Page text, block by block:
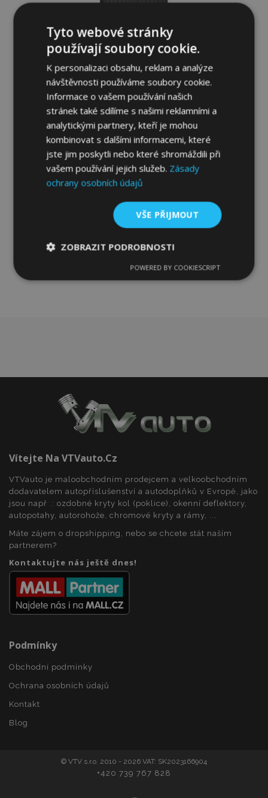
Gumová vana do kufru DryZone pro ALFA
ROMEO Giulia sedan 2016-up
799,00 Kč
Přidat
oblíbeným
Vítejte Na VTVauto.cz
VTVauto je maloobchodním prodejcem a velkoobchodním
dodavatelem autopříslušenství a autodoplňků v Evropě, jako
jsou např .: ozdobné kryty kol (poklice), okenní deflektory,
autopotahy, autorohože, chromové kryty a rámy, ...
Máte zájem o dropshipping, nebo se chcete stát naším
partnerem?
Kontaktujte nás ještě dnes!
Podmínky
Obchodní podmínky
Ochrana osobních údajů
Kontakt
Blog
© VTV s.r.o. 2010 - 2026 VAT: SK2023166904
+420 739 767 828
Tyto webové stránky
používají soubory cookie.
K personalizaci obsahu, reklam a analýze
návštěvnosti používáme soubory cookie.
Informace o vašem používání našich
stránek také sdílíme s našimi reklamními a
analytickými partnery, kteří je mohou
kombinovat s dalšími informacemi, které
jste jim poskytli nebo které shromáždili při
vašem používání jejich služeb. Zásady
ochrany osobních údajů
VŠE PŘIJMOUT
ZOBRAZIT PODROBNOSTI
nutné
Výkonové
soubory
Soubory
cílení
Nezbytně nutné soubory
Výkonové soubory
Nezbytně nutné soubory cookie umožňují základní
uživatele a správa účtu. Webové stránky nelze bez
nezbytně nutných souborů cookie správně
používat.
Poskytovatel
mage-messages
POWERED BY COOKIESCRIPT